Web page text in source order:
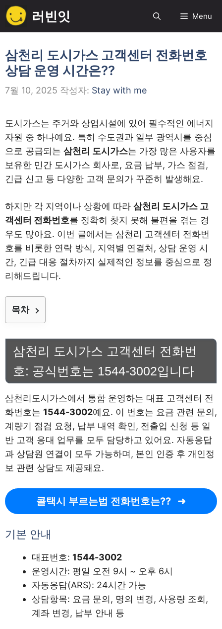
텐
츠
건
너
뛰
러빈잇 Menu
삼천리 도시가스 고객센터 전화번호
상담 운영 시간은??
7월 10, 2025 작성자: Stay with me
도시가스는 주거와 상업시설에 있어 필수적인 에너지
자원 중 하나예요. 특히 수도권과 일부 광역시를 중심
으로 공급되는 삼천리 도시가스는 가장 많은 사용자를
보유한 민간 도시가스 회사로, 요금 납부, 가스 점검,
긴급 신고 등 다양한 고객 문의가 꾸준히 발생해요.
하지만 각 지역이나 상황에 따라 삼천리 도시가스 고
객센터 전화번호를 정확히 찾지 못해 불편을 겪는 경
우도 많아요. 이번 글에서는 삼천리 고객센터 전화번
호를 비롯한 연락 방식, 지역별 연결처, 상담 운영 시
간, 긴급 대응 절차까지 실제적인 정보를 중심으로 정
리해드립니다.
목차
삼천리 도시가스 고객센터 전화번
호: 공식번호는 1544-3002입니다
삼천리도시가스에서 통합 운영하는 대표 고객센터 전
화번호는 1544-3002예요. 이 번호는 요금 관련 문의,
계량기 점검 요청, 납부 내역 확인, 전출입 신청 등 일
반 고객 응대 업무를 모두 담당하고 있어요. 자동응답
과 상담원 연결이 모두 가능하며, 본인 인증 후 개인정
보 관련 상담도 제공돼요.
콜택시 부르는법 전화번호는??
기본 안내
대표번호: 1544-3002
운영시간: 평일 오전 9시 ~ 오후 6시
자동응답(ARS): 24시간 가능
상담항목: 요금 문의, 명의 변경, 사용량 조회,
계좌 변경, 납부 안내 등